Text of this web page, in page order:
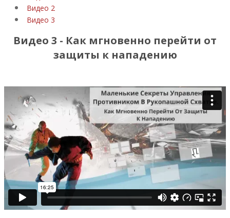
Видео 2
Видео 3
Видео 3 - Как мгновенно перейти от
защиты к нападению